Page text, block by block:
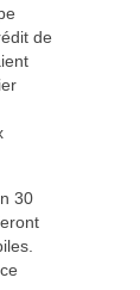
de
30